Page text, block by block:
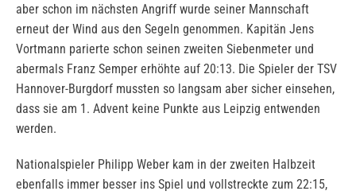
aber schon im nächsten Angriff wurde seiner Mannschaft
erneut der Wind aus den Segeln genommen. Kapitän Jens
Vortmann parierte schon seinen zweiten Siebenmeter und
abermals Franz Semper erhöhte auf 20:13. Die Spieler der TSV
Hannover-Burgdorf mussten so langsam aber sicher einsehen,
dass sie am 1. Advent keine Punkte aus Leipzig entwenden
werden.
Nationalspieler Philipp Weber kam in der zweiten Halbzeit
ebenfalls immer besser ins Spiel und vollstreckte zum 22:15,